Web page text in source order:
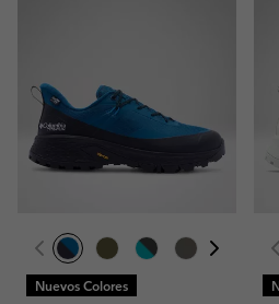
Nuevos Colores